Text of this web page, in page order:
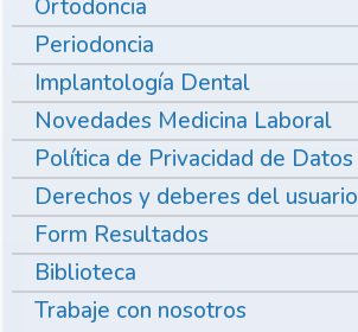
Ortodoncia
Periodoncia
Implantología Dental
Novedades Medicina Laboral
Política de Privacidad de Datos
Derechos y deberes del usuario
Form Resultados
Biblioteca
Trabaje con nosotros